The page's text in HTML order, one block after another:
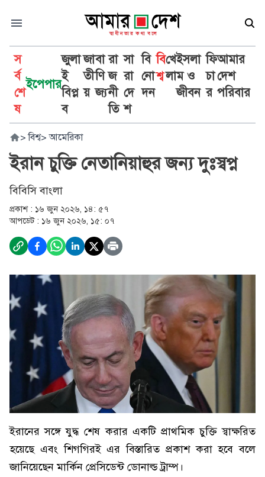
স
র্ব
শে
ষ
ইপেপার
জুলা
ই
বিপ্ল
ব
জা
তী
য়
বা
ণি
জ্য
রা
জ
নী
তি
সা
রা
দে
শ
বি
নো
দন
বি
শ্ব
খে
লা
ইসলা
ম ও
জীবন
ফি
চা
র
আমার
দেশ
পরিবার
> বিশ্ব> আমেরিকা
ইরান চুক্তি নেতানিয়াহুর জন্য দুঃস্বপ্ন
বিবিসি বাংলা
প্রকাশ : ১৬ জুন ২০২৬, ১৪: ৫৭
আপডেট : ১৬ জুন ২০২৬, ১৫: ০৭
ইরানের সঙ্গে যুদ্ধ শেষ করার একটি প্রাথমিক চুক্তি স্বাক্ষরিত
হয়েছে এবং শিগগিরই এর বিস্তারিত প্রকাশ করা হবে বলে
জানিয়েছেন মার্কিন প্রেসিডেন্ট ডোনাল্ড ট্রাম্প।